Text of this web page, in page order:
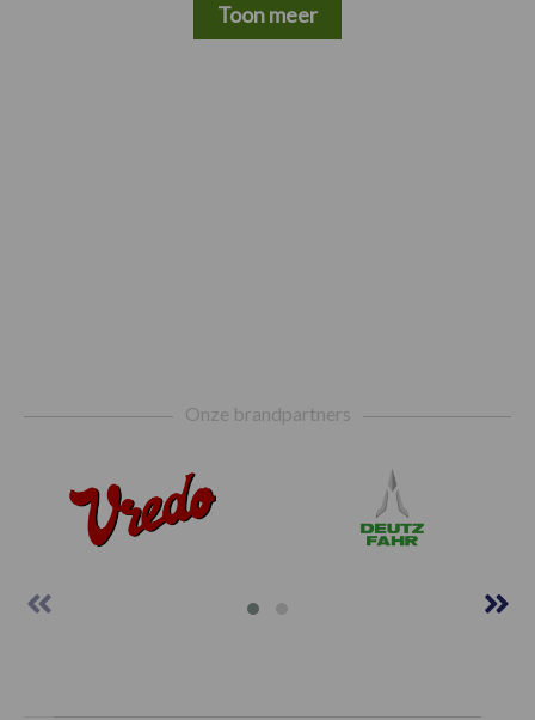
Toon meer
Onze brandpartners